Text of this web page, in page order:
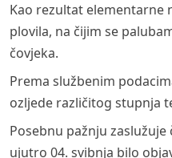
Kao rezultat elementarne
plovila, na čijim se
čovjeka.
Prema službenim
ozljede različitog stupnja
Posebnu pažnju zaslužuje
ujutro 04. svibnja bilo